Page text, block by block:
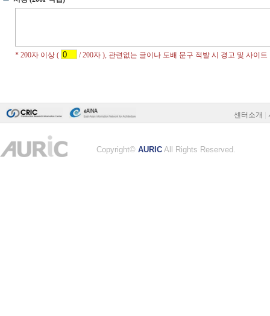
센터소개
Copyright© AURIC All Rights Reserved.